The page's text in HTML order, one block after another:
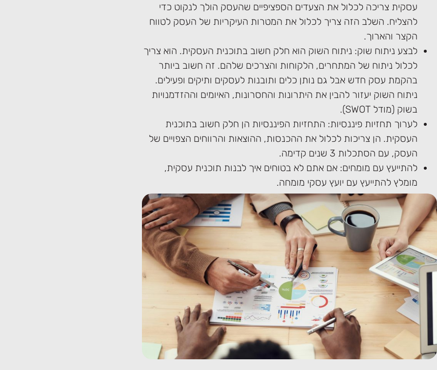
עסקית צריכה לכלול את הצעדים הספציפיים שהעסק הולך לנקוט כדי
להצליח. השלב הזה צריך לכלול את המטרות העיקריות של העסק לטווח
הקצר והארוך.
לבצע ניתוח שוק: ניתוח השוק הוא חלק חשוב בתוכנית העסקית. הוא צריך
לכלול ניתוח של המתחרים, הלקוחות והצרכים שלהם. זה חשוב ביותר
בהקמת עסק חדש אבל גם נותן כלים ותובנות לעסקים ותיקים ופעילים.
ניתוח השוק יעזור להבין את היתרונות והחסרונות, האיומים וההזדמנויות
בשוק (מודל SWOT).
לערוך תחזיות פיננסיות: התחזיות הפיננסיות הן חלק חשוב בתוכנית
העסקית. הן צריכות לכלול את ההכנסות, ההוצאות והרווחים הצפויים של
העסק, עם הסתכלות 3 שנים קדימה.
להתייעץ עם מומחים: אם אתם לא בטוחים איך לבנות תוכנית עסקית,
מומלץ להתייעץ עם יועץ עסקי מומחה.